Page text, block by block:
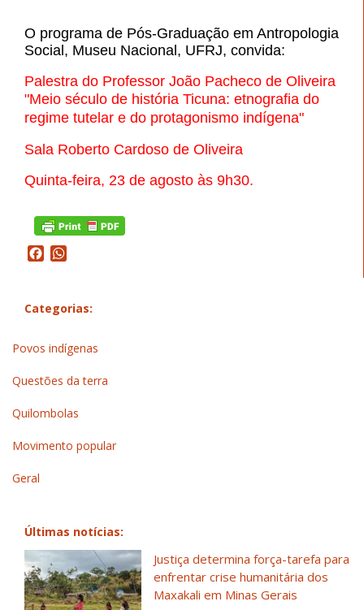
O programa de Pós-Graduação em Antropologia
Social, Museu Nacional, UFRJ, convida:
Palestra do Professor João Pacheco de Oliveira
"Meio século de história Ticuna: etnografia do
regime tutelar e do protagonismo indígena"
Sala Roberto Cardoso de Oliveira
Quinta-feira, 23 de agosto às 9h30.
Facebook
Categorias:
Povos indígenas
Questões da terra
Quilombolas
Movimento popular
Geral
Últimas notícias:
Justiça determina força-tarefa para
enfrentar crise humanitária dos
Maxakali em Minas Gerais